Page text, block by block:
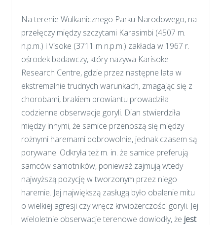
Na terenie Wulkanicznego Parku Narodowego, na
przełęczy między szczytami Karasimbi (4507 m.
n.p.m.) i Visoke (3711 m n.p.m.) zakłada w 1967 r.
ośrodek badawczy, który nazywa Karisoke
Research Centre, gdzie przez następne lata w
ekstremalnie trudnych warunkach, zmagając się z
chorobami, brakiem prowiantu prowadziła
codzienne obserwacje goryli. Dian stwierdziła
między innymi, że samice przenoszą się między
rożnymi haremami dobrowolnie, jednak czasem są
porywane. Odkryła też m. in. że samice preferują
samców samotników, ponieważ zajmują wtedy
najwyższą pozycję w tworzonym przez niego
haremie. Jej największą zasługą było obalenie mitu
o wielkiej agresji czy wręcz krwiożerczości goryli. Jej
wieloletnie obserwacje terenowe dowiodły, że jest